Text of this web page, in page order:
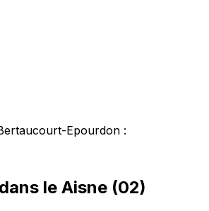
Epourdon :
le Aisne (02)